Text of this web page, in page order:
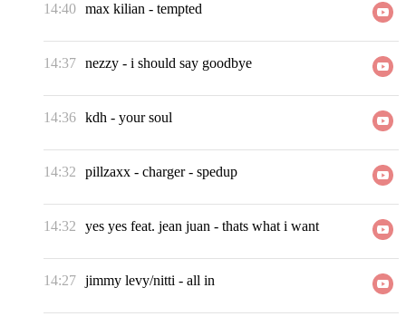
14:40 max kilian - tempted
14:37 nezzy - i should say goodbye
14:36 kdh - your soul
14:32 pillzaxx - charger - spedup
14:32 yes yes feat. jean juan - thats what i want
14:27 jimmy levy/nitti - all in